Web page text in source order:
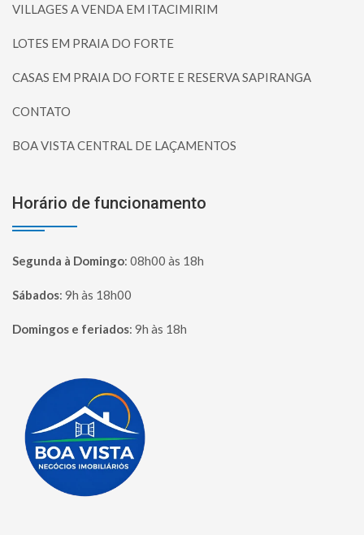
VILLAGES A VENDA EM ITACIMIRIM
LOTES EM PRAIA DO FORTE
CASAS EM PRAIA DO FORTE E RESERVA SAPIRANGA
CONTATO
BOA VISTA CENTRAL DE LAÇAMENTOS
Horário de funcionamento
Segunda à Domingo: 08h00 às 18h
Sábados: 9h às 18h00
Domingos e feriados: 9h às 18h
Página inicial